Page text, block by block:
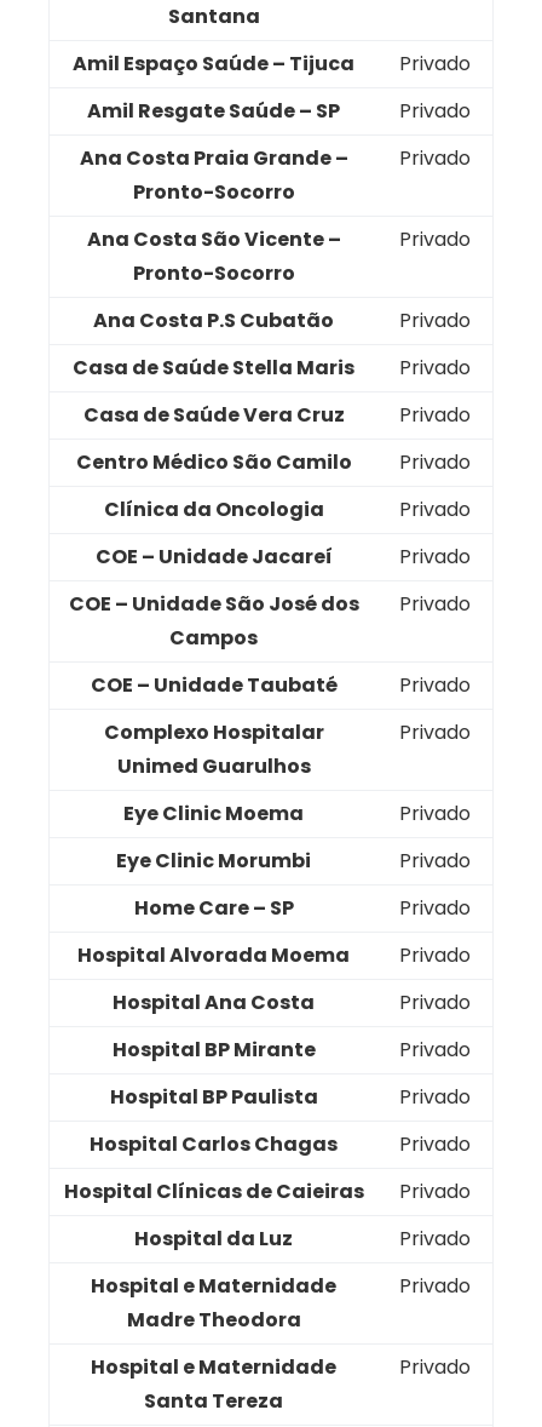
Santana
Amil Espaço Saúde – Tijuca
Privado
Amil Resgate Saúde – SP
Privado
Ana Costa Praia Grande –
Pronto-Socorro
Privado
Ana Costa São Vicente –
Pronto-Socorro
Privado
Ana Costa P.S Cubatão
Privado
Casa de Saúde Stella Maris
Privado
Casa de Saúde Vera Cruz
Privado
Centro Médico São Camilo
Privado
Clínica da Oncologia
Privado
COE – Unidade Jacareí
Privado
COE – Unidade São José dos
Campos
Privado
COE – Unidade Taubaté
Privado
Complexo Hospitalar
Unimed Guarulhos
Privado
Eye Clinic Moema
Privado
Eye Clinic Morumbi
Privado
Home Care – SP
Privado
Hospital Alvorada Moema
Privado
Hospital Ana Costa
Privado
Hospital BP Mirante
Privado
Hospital BP Paulista
Privado
Hospital Carlos Chagas
Privado
Hospital Clínicas de Caieiras
Privado
Hospital da Luz
Privado
Hospital e Maternidade
Madre Theodora
Privado
Hospital e Maternidade
Santa Tereza
Privado